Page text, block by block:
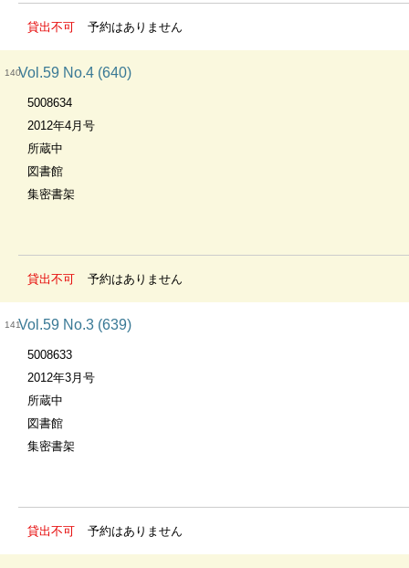
貸出不可 予約はありません
140Vol.59 No.4 (640)
5008634
2012年4月号
所蔵中
図書館
集密書架
貸出不可 予約はありません
141Vol.59 No.3 (639)
5008633
2012年3月号
所蔵中
図書館
集密書架
貸出不可 予約はありません